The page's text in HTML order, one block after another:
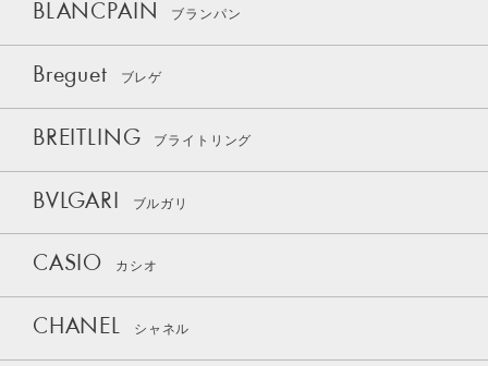
BLANCPAIN ブランパン
Breguet ブレゲ
BREITLING ブライトリング
BVLGARI ブルガリ
CASIO カシオ
CHANEL シャネル